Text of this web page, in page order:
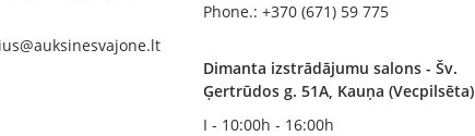
Phone.: +370 (671) 59 775
Dimanta izstrādājumu salons - Šv.
Ģertrūdos g. 51A, Kauņa (Vecpilsēta)
I - 10:00h - 16:00h